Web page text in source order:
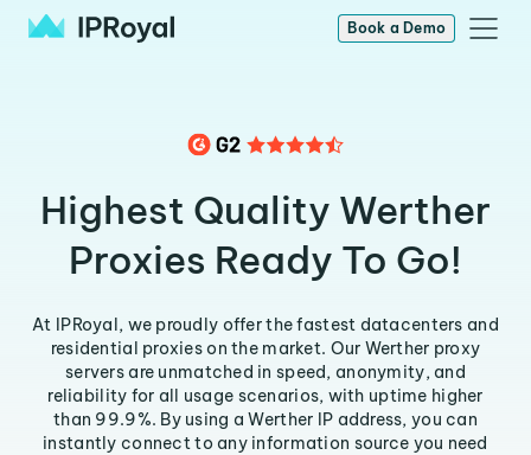
Book a Demo
Highest Quality Werther
Proxies Ready To Go!
At IPRoyal, we proudly offer the fastest datacenters and
residential proxies on the market. Our Werther proxy
servers are unmatched in speed, anonymity, and
reliability for all usage scenarios, with uptime higher
than 99.9%. By using a Werther IP address, you can
instantly connect to any information source you need